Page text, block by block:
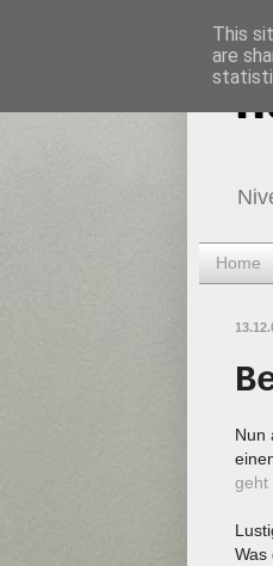
Home
Nun
geht
Was
This
are